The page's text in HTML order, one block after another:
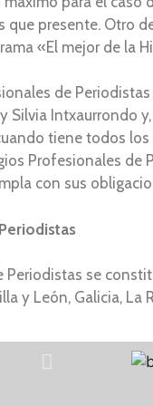
que presente. Otro
«El mejor de la
de
Intxaurrondo
tiene todos
Profesionales
con sus
Periodistas se
y León, Galicia, La